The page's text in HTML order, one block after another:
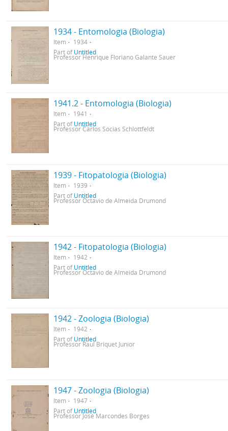
1934 - Entomologia (Biologia)
Item
1934
Part ofUntitled
Professor Henrique Floriano Galante Sauer
1941.2 - Entomologia (Biologia)
Item
1941
Part ofUntitled
Professor Carlos Socias Schlottfeldt
1939 - Fitopatologia (Biologia)
Item
1939
Part ofUntitled
Professor Octávio de Almeida Drumond
1942 - Fitopatologia (Biologia)
Item
1942
Part ofUntitled
Professor Octávio de Almeida Drumond
1942 - Zoologia (Biologia)
Item
1942
Part ofUntitled
Professor Raul Briquet Junior
1947 - Zoologia (Biologia)
Item
1947
Part ofUntitled
Professor José Marcondes Borges